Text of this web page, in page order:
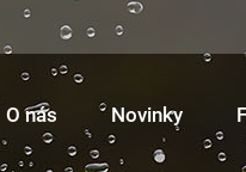
O nás Novinky